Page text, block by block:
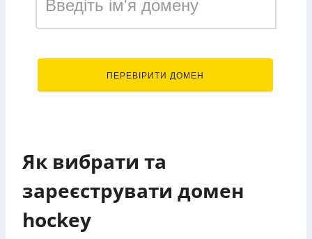
ПЕРЕВІРИТИ ДОМЕН
Як вибрати та
зареєструвати домен
hockey